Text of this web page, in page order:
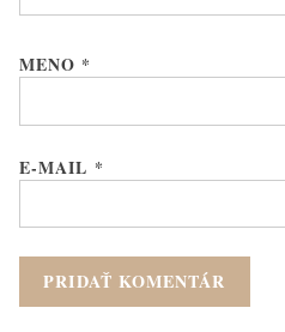
MENO *
E-MAIL *